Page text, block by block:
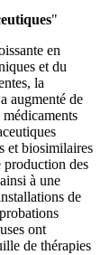
"
en
et du
la
augmenté de
et biosimilaires
production des
à une
de
ont
de thérapies